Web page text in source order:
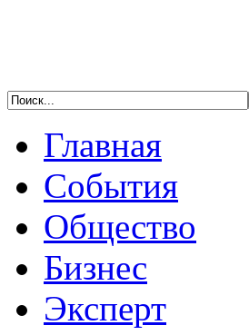
Главная
События
Общество
Бизнес
Эксперт